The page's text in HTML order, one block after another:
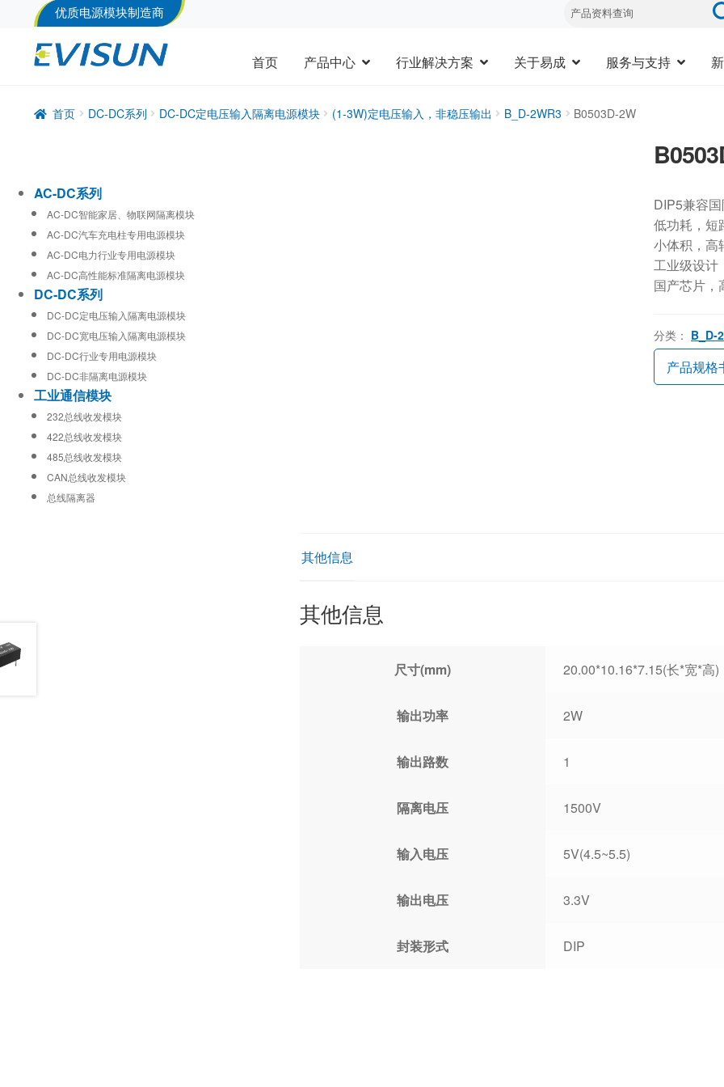
优质电源模块制造商
首页 产品中心 行业解决方案 关于易成 服务与支持
首页 DC-DC系列 DC-DC定电压输入隔离电源模块 (1-3W)定电压输入，非稳压输出 B_D-2WR3 B0503D-2W
DIP5兼容
低功耗，短
小体积，高
工业级设计
国产芯片，
分类： B_D-
产品规格
其他信息
其他信息
尺寸(mm) 20.00*10.16*7.15(长*宽*高)
输出功率 2W
输出路数 1
隔离电压 1500V
输入电压 5V(4.5~5.5)
输出电压 3.3V
封装形式 DIP
AC-DC系列
AC-DC智能家居、物联网隔离模块
AC-DC汽车充电柱专用电源模块
AC-DC电力行业专用电源模块
AC-DC高性能标准隔离电源模块
DC-DC系列
DC-DC定电压输入隔离电源模块
DC-DC宽电压输入隔离电源模块
DC-DC行业专用电源模块
DC-DC非隔离电源模块
工业通信模块
232总线收发模块
422总线收发模块
485总线收发模块
CAN总线收发模块
总线隔离器